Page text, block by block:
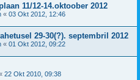
11/12-14.oktoober 2012
« 03 Okt 2012, 12:46
29-30(?). septembril 2012
« 01 Okt 2012, 09:22
22 Okt 2010, 09:38